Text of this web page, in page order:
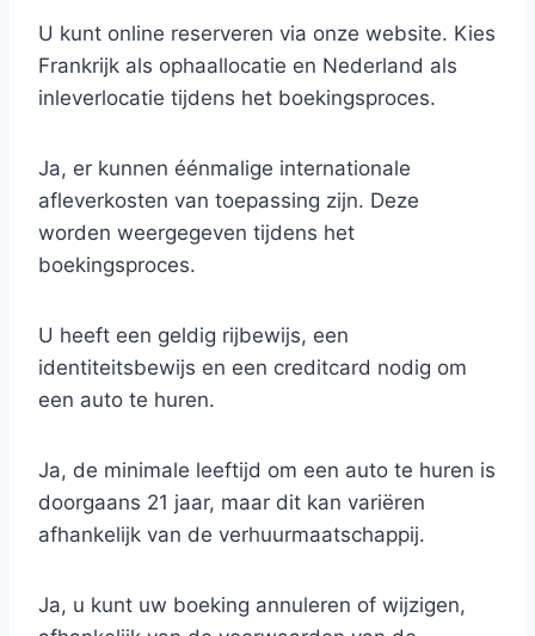
U kunt online reserveren via onze website. Kies
Frankrijk als ophaallocatie en Nederland als
inleverlocatie tijdens het boekingsproces.
Ja, er kunnen éénmalige internationale
afleverkosten van toepassing zijn. Deze
worden weergegeven tijdens het
boekingsproces.
U heeft een geldig rijbewijs, een
identiteitsbewijs en een creditcard nodig om
een auto te huren.
Ja, de minimale leeftijd om een auto te huren is
doorgaans 21 jaar, maar dit kan variëren
afhankelijk van de verhuurmaatschappij.
Ja, u kunt uw boeking annuleren of wijzigen,